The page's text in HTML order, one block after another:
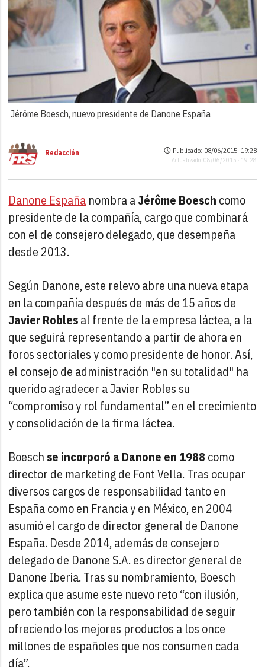
Jérôme Boesch, nuevo presidente de Danone España
Redacción Publicado: 08/06/2015 ·19:28
Actualizado: 08/06/2015 · 19:28
Danone España nombra aJérôme Boesch como
presidente de la compañía, cargo que combinará
con el de consejero delegado, que desempeña
desde 2013.
Según Danone, este relevo abre una nueva etapa
en la compañía después de más de 15 años de
Javier Roblesal frente de la empresa láctea, a la
que seguirá representando a partir de ahora en
foros sectoriales y como presidente de honor. Así,
el consejo de administración "en su totalidad" ha
querido agradecer a Javier Robles su
“compromiso y rol fundamental” en el crecimiento
y consolidación de la firma láctea.
Boesch se incorporó a Danone en 1988 como
director de marketing de Font Vella. Tras ocupar
diversos cargos de responsabilidad tanto en
España como en Francia y en México, en 2004
asumió el cargo de director general de Danone
España. Desde 2014, además de consejero
delegado de Danone S.A. es director general de
Danone Iberia. Tras su nombramiento, Boesch
explica que asume este nuevo reto “con ilusión,
pero también con la responsabilidad de seguir
ofreciendo los mejores productos a los once
millones de españoles que nos consumen cada
día”.